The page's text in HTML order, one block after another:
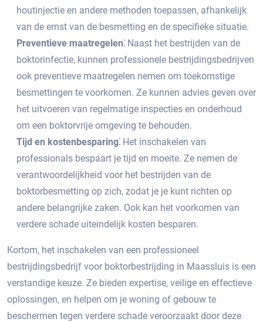
houtinjectie en andere methoden toepassen, afhankelijk
van de ernst van de besmetting en de specifieke situatie.​
Preventieve maatregelen⁚ Naast het bestrijden van de
boktorinfectie, kunnen professionele bestrijdingsbedrijven
ook preventieve maatregelen nemen om toekomstige
besmettingen te voorkomen.​ Ze kunnen advies geven over
het uitvoeren van regelmatige inspecties en onderhoud
om een boktorvrije omgeving te behouden.​
Tijd en kostenbesparing⁚ Het inschakelen van
professionals bespaart je tijd en moeite.​ Ze nemen de
verantwoordelijkheid voor het bestrijden van de
boktorbesmetting op zich, zodat je je kunt richten op
andere belangrijke zaken.​ Ook kan het voorkomen van
verdere schade uiteindelijk kosten besparen.​
Kortom, het inschakelen van een professioneel
bestrijdingsbedrijf voor boktorbestrijding in Maassluis is een
verstandige keuze. Ze bieden expertise, veilige en effectieve
oplossingen, en helpen om je woning of gebouw te
beschermen tegen verdere schade veroorzaakt door deze